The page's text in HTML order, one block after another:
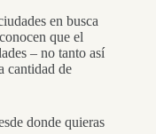
en busca
que el
– no tanto así
cantidad de
donde quieras